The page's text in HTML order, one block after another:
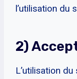
l’utilisation du
2)
L’utilisation